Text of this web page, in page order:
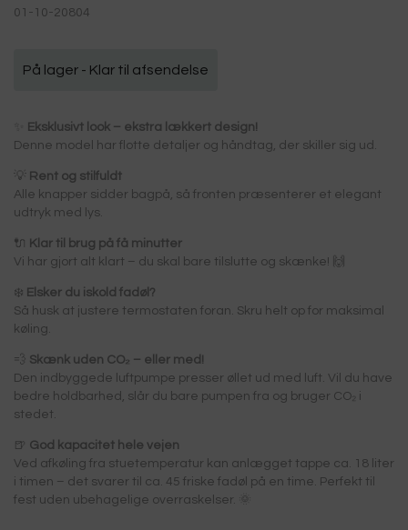
01-10-20804
På lager - Klar til afsendelse
Eksklusivt look – ekstra lækkert design!
Denne model har flotte detaljer og håndtag, der skiller sig ud.
💡 Rent og stilfuldt
Alle knapper sidder bagpå, så fronten præsenterer et elegant
udtryk med lys.
🔌
Klar til brug på få minutter
Vi har gjort alt klart – du skal bare tilslutte og skænke! 🙌
❄️ Elsker du iskold fadøl?
Så husk at justere termostaten foran. Skru helt op for maksimal
køling.
💨 Skænk uden CO₂ – eller med!
Den indbyggede luftpumpe presser øllet ud med luft. Vil du have
bedre holdbarhed, slår du bare pumpen fra og bruger CO₂ i
stedet.
🍺 God kapacitet hele vejen
Ved afkøling fra stuetemperatur kan anlægget tappe ca. 18 liter
i timen – det svarer til ca. 45 friske fadøl på en time. Perfekt til
fest uden ubehagelige overraskelser. 🌞